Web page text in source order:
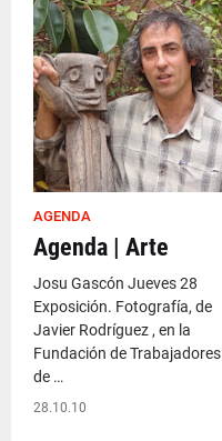
AGENDA
Agenda | Arte
Josu Gascón Jueves 28
Exposición. Fotografía, de
Javier Rodríguez , en la
Fundación de Trabajadores
de …
28.10.10